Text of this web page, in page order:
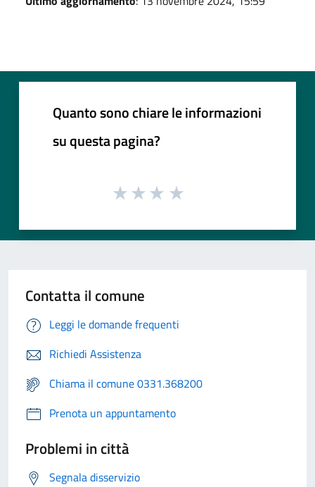
Quanto sono chiare le informazioni
su questa pagina?
Contatta il comune
Leggi le domande frequenti
Richiedi Assistenza
Chiama il comune 0331.368200
Prenota un appuntamento
Problemi in città
Segnala disservizio